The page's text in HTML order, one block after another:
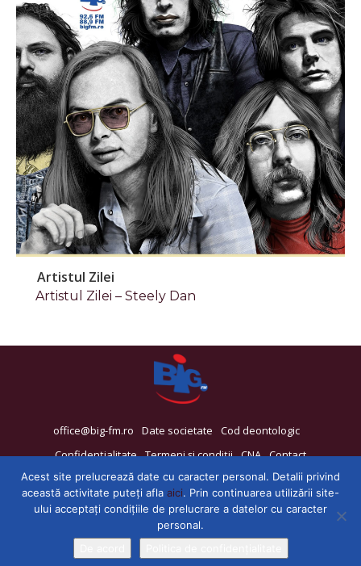
Artistul Zilei
Artistul Zilei – Steely Dan
office@big-fm.ro Date societate
Cod deontologic
Confidențialitate Termeni și condiții CNA Contact
Acest site prelucrează date cu caracter personal. Detalii privind
această activitate puteți afla aici. Prin continuarea utilizării site-
ului acceptați condițiile de prelucrare a datelor cu caracter
personal.